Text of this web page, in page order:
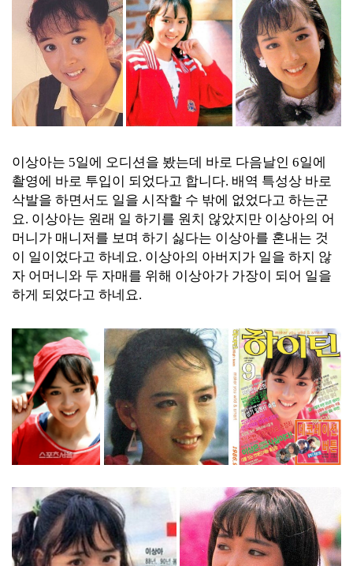
이상아는 5일에 오디션을 봤는데 바로 다음날인 6일에
촬영에 바로 투입이 되었다고 합니다. 배역 특성상 바로
삭발을 하면서도 일을 시작할 수 밖에 없었다고 하는군
요. 이상아는 원래 일 하기를 원치 않았지만 이상아의 어
머니가 매니저를 보며 하기 싫다는 이상아를 혼내는 것
이 일이었다고 하네요. 이상아의 아버지가 일을 하지 않
자 어머니와 두 자매를 위해 이상아가 가장이 되어 일을
하게 되었다고 하네요.